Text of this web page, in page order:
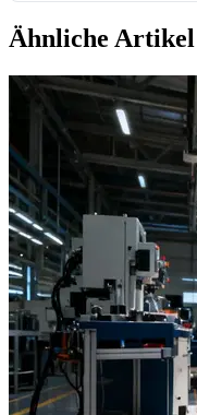
Ähnliche Artikel